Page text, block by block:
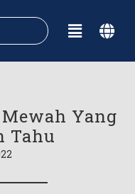
Yang
Tahu